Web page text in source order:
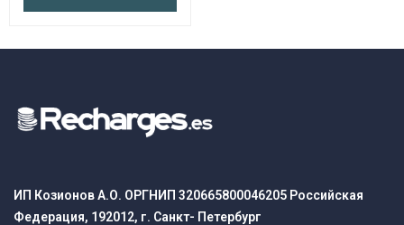
ИП Козионов А.О. ОРГНИП 320665800046205 Российская
Федерация, 192012, г. Санкт- Петербург